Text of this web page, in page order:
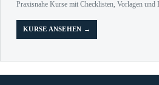
Praxisnahe Kurse mit Checklisten, Vorlagen und
KURSE ANSEHEN →